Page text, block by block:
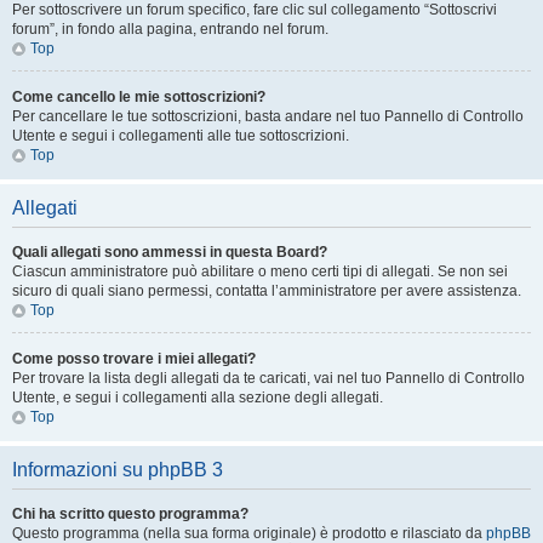
Per sottoscrivere un forum specifico, fare clic sul collegamento “Sottoscrivi
forum”, in fondo alla pagina, entrando nel forum.
Top
Come cancello le mie sottoscrizioni?
Per cancellare le tue sottoscrizioni, basta andare nel tuo Pannello di Controllo
Utente e segui i collegamenti alle tue sottoscrizioni.
Top
Allegati
Quali allegati sono ammessi in questa Board?
Ciascun amministratore può abilitare o meno certi tipi di allegati. Se non sei
sicuro di quali siano permessi, contatta l’amministratore per avere assistenza.
Top
Come posso trovare i miei allegati?
Per trovare la lista degli allegati da te caricati, vai nel tuo Pannello di Controllo
Utente, e segui i collegamenti alla sezione degli allegati.
Top
Informazioni su phpBB 3
Chi ha scritto questo programma?
Questo programma (nella sua forma originale) è prodotto e rilasciato da phpBB